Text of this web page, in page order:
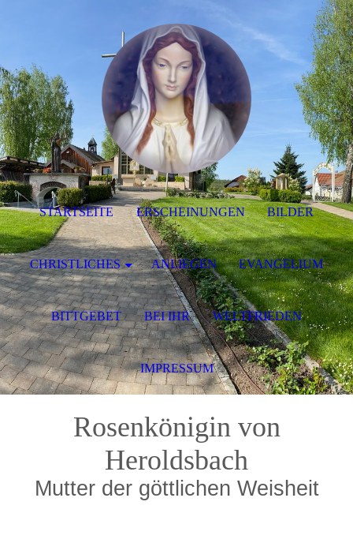
Rosenkönigin von
Heroldsbach
Mutter der göttlichen Weisheit
STARTSEITE ERSCHEINUNGEN BILDER
CHRISTLICHES ANLIEGEN EVANGELIUM
BITTGEBET BEI IHR WELTFRIEDEN
IMPRESSUM